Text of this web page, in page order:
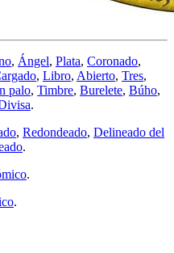
, Ángel, Plata, Coronado,
, Libro, Abierto, Tres,
palo, Timbre, Burelete, Búho,
.
, Redondeado, Delineado del
.
.
.